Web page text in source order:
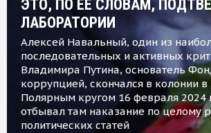
ЭТО, ПО ЕЕ СЛОВАМ,
ЛАБОРАТОРИИ
Алексей Навальный, один из
последовательных и активных
Владимира Путина, основатель
коррупцией, скончался в колонии
Полярным кругом 16 февраля 2024
отбывал там наказание по целому
политических статей